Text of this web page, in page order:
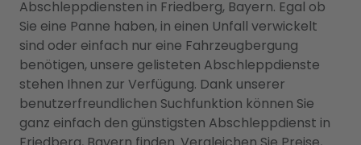
Abschleppdiensten in Friedberg, Bayern. Egal ob
Sie eine Panne haben, in einen Unfall verwickelt
sind oder einfach nur eine Fahrzeugbergung
benötigen, unsere gelisteten Abschleppdienste
stehen Ihnen zur Verfügung. Dank unserer
benutzerfreundlichen Suchfunktion können Sie
ganz einfach den günstigsten Abschleppdienst in